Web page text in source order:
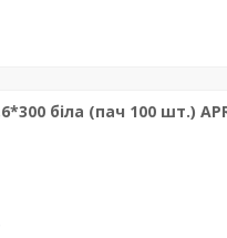
біла (пач 100 шт.)